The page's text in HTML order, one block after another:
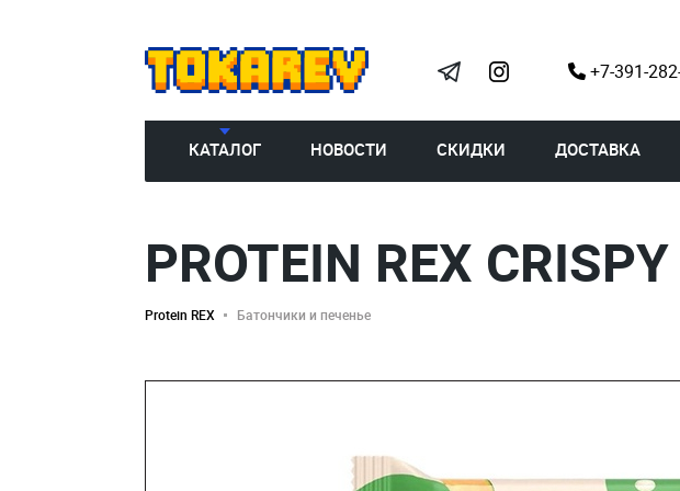
+7-391-
КАТАЛОГ НОВОСТИ СКИДКИ ДОСТАВКА
PROTEIN REX
Protein REX Батончики и печенье